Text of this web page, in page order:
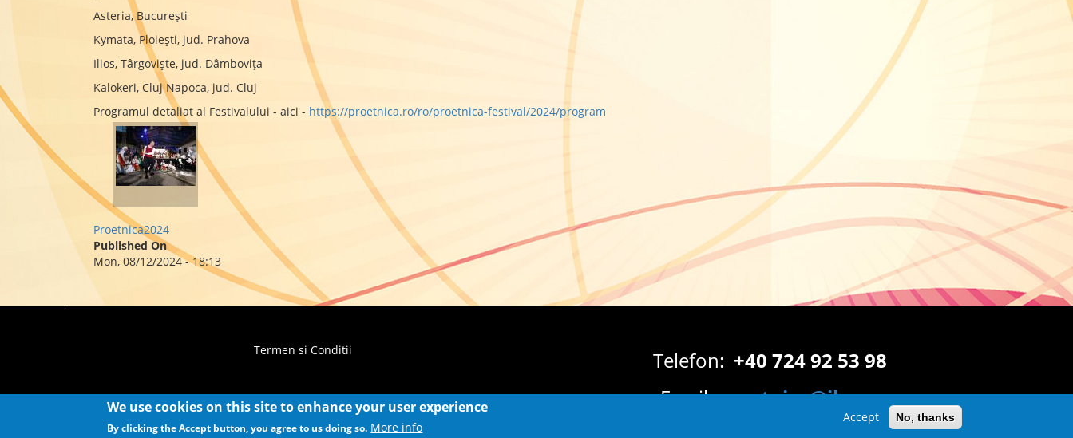
Asteria, București
Kymata, Ploiești, jud. Prahova
Ilios, Târgoviște, jud. Dâmbovița
Kalokeri, Cluj Napoca, jud. Cluj
Programul detaliat al Festivalului - aici - https://proetnica.ro/ro/proetnica-festival/2024/program
Proetnica2024
Published On
Mon, 08/12/2024 - 18:13
menu
Termen si Conditii Telefon: +40 724 92 53 98
Email:proetnica@ibz.ro
We use cookies on this site to enhance your user experience
By clicking the Accept button, you agree to us doing so. More info
Accept No, thanks